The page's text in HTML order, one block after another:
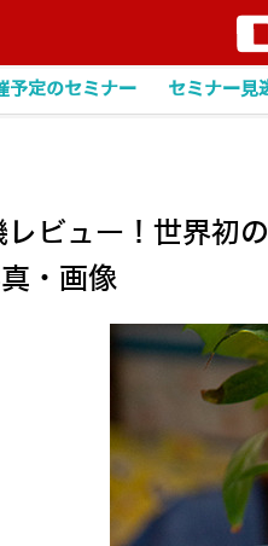
予定のセミナー セミナー見
ビュー！世界初
・画像